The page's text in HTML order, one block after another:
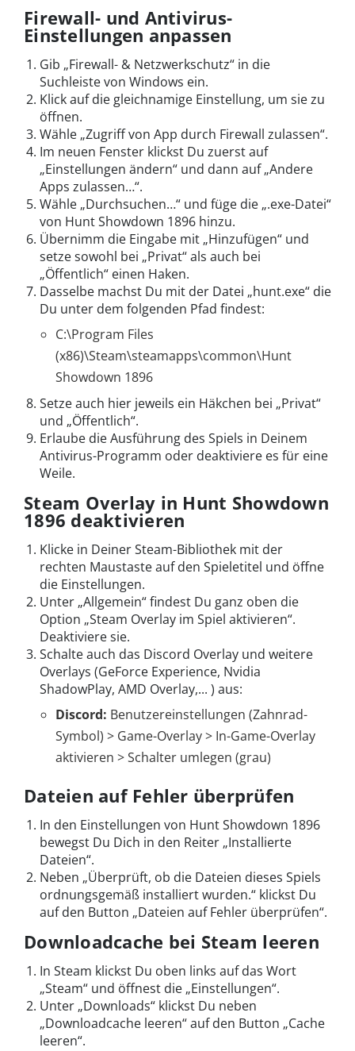
Firewall- und Antivirus-
Einstellungen anpassen
Gib „Firewall- & Netzwerkschutz“ in die
Suchleiste von Windows ein.
Klick auf die gleichnamige Einstellung, um sie zu
öffnen.
Wähle „Zugriff von App durch Firewall zulassen“.
Im neuen Fenster klickst Du zuerst auf
„Einstellungen ändern“ und dann auf „Andere
Apps zulassen…“.
Wähle „Durchsuchen…“ und füge die „.exe-Datei“
von Hunt Showdown 1896 hinzu.
Übernimm die Eingabe mit „Hinzufügen“ und
setze sowohl bei „Privat“ als auch bei
„Öffentlich“ einen Haken.
Dasselbe machst Du mit der Datei „hunt.exe“ die
Du unter dem folgenden Pfad findest:
C:\Program Files
(x86)\Steam\steamapps\common\Hunt
Showdown 1896
Setze auch hier jeweils ein Häkchen bei „Privat“
und „Öffentlich“.
Erlaube die Ausführung des Spiels in Deinem
Antivirus-Programm oder deaktiviere es für eine
Weile.
Steam Overlay in Hunt Showdown
1896 deaktivieren
Klicke in Deiner Steam-Bibliothek mit der
rechten Maustaste auf den Spieletitel und öffne
die Einstellungen.
Unter „Allgemein“ findest Du ganz oben die
Option „Steam Overlay im Spiel aktivieren“.
Deaktiviere sie.
Schalte auch das Discord Overlay und weitere
Overlays (GeForce Experience, Nvidia
ShadowPlay, AMD Overlay,... ) aus:
Discord: Benutzereinstellungen (Zahnrad-
Symbol) > Game-Overlay > In-Game-Overlay
aktivieren > Schalter umlegen (grau)
Dateien auf Fehler überprüfen
In den Einstellungen von Hunt Showdown 1896
bewegst Du Dich in den Reiter „Installierte
Dateien“.
Neben „Überprüft, ob die Dateien dieses Spiels
ordnungsgemäß installiert wurden.“ klickst Du
auf den Button „Dateien auf Fehler überprüfen“.
Downloadcache bei Steam leeren
In Steam klickst Du oben links auf das Wort
„Steam“ und öffnest die „Einstellungen“.
Unter „Downloads“ klickst Du neben
„Downloadcache leeren“ auf den Button „Cache
leeren“.